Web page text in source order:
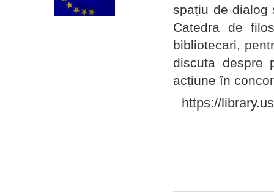
spațiu de dialog
Catedra de
bibliotecari,
discuta despre
acțiune în
https://